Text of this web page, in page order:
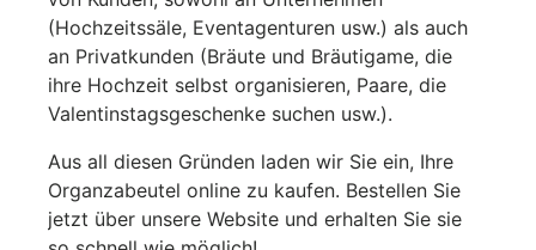
Fornavn *
Etternavn *
(Hochzeitssäle, Eventagenturen usw.) als auch
an Privatkunden (Bräute und Bräutigame, die
ihre Hochzeit selbst organisieren, Paare, die
Valentinstagsgeschenke suchen usw.).
Aus all diesen Gründen laden wir Sie ein, Ihre
Organzabeutel online zu kaufen. Bestellen Sie
jetzt über unsere Website und erhalten Sie sie